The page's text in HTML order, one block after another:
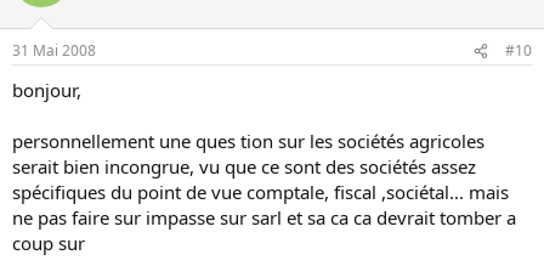
31 Mai 2008 #10
bonjour,
personnellement une ques tion sur les sociétés agricoles
serait bien incongrue, vu que ce sont des sociétés assez
spécifiques du point de vue comptale, fiscal ,sociétal... mais
ne pas faire sur impasse sur sarl et sa ca ca devrait tomber a
coup sur